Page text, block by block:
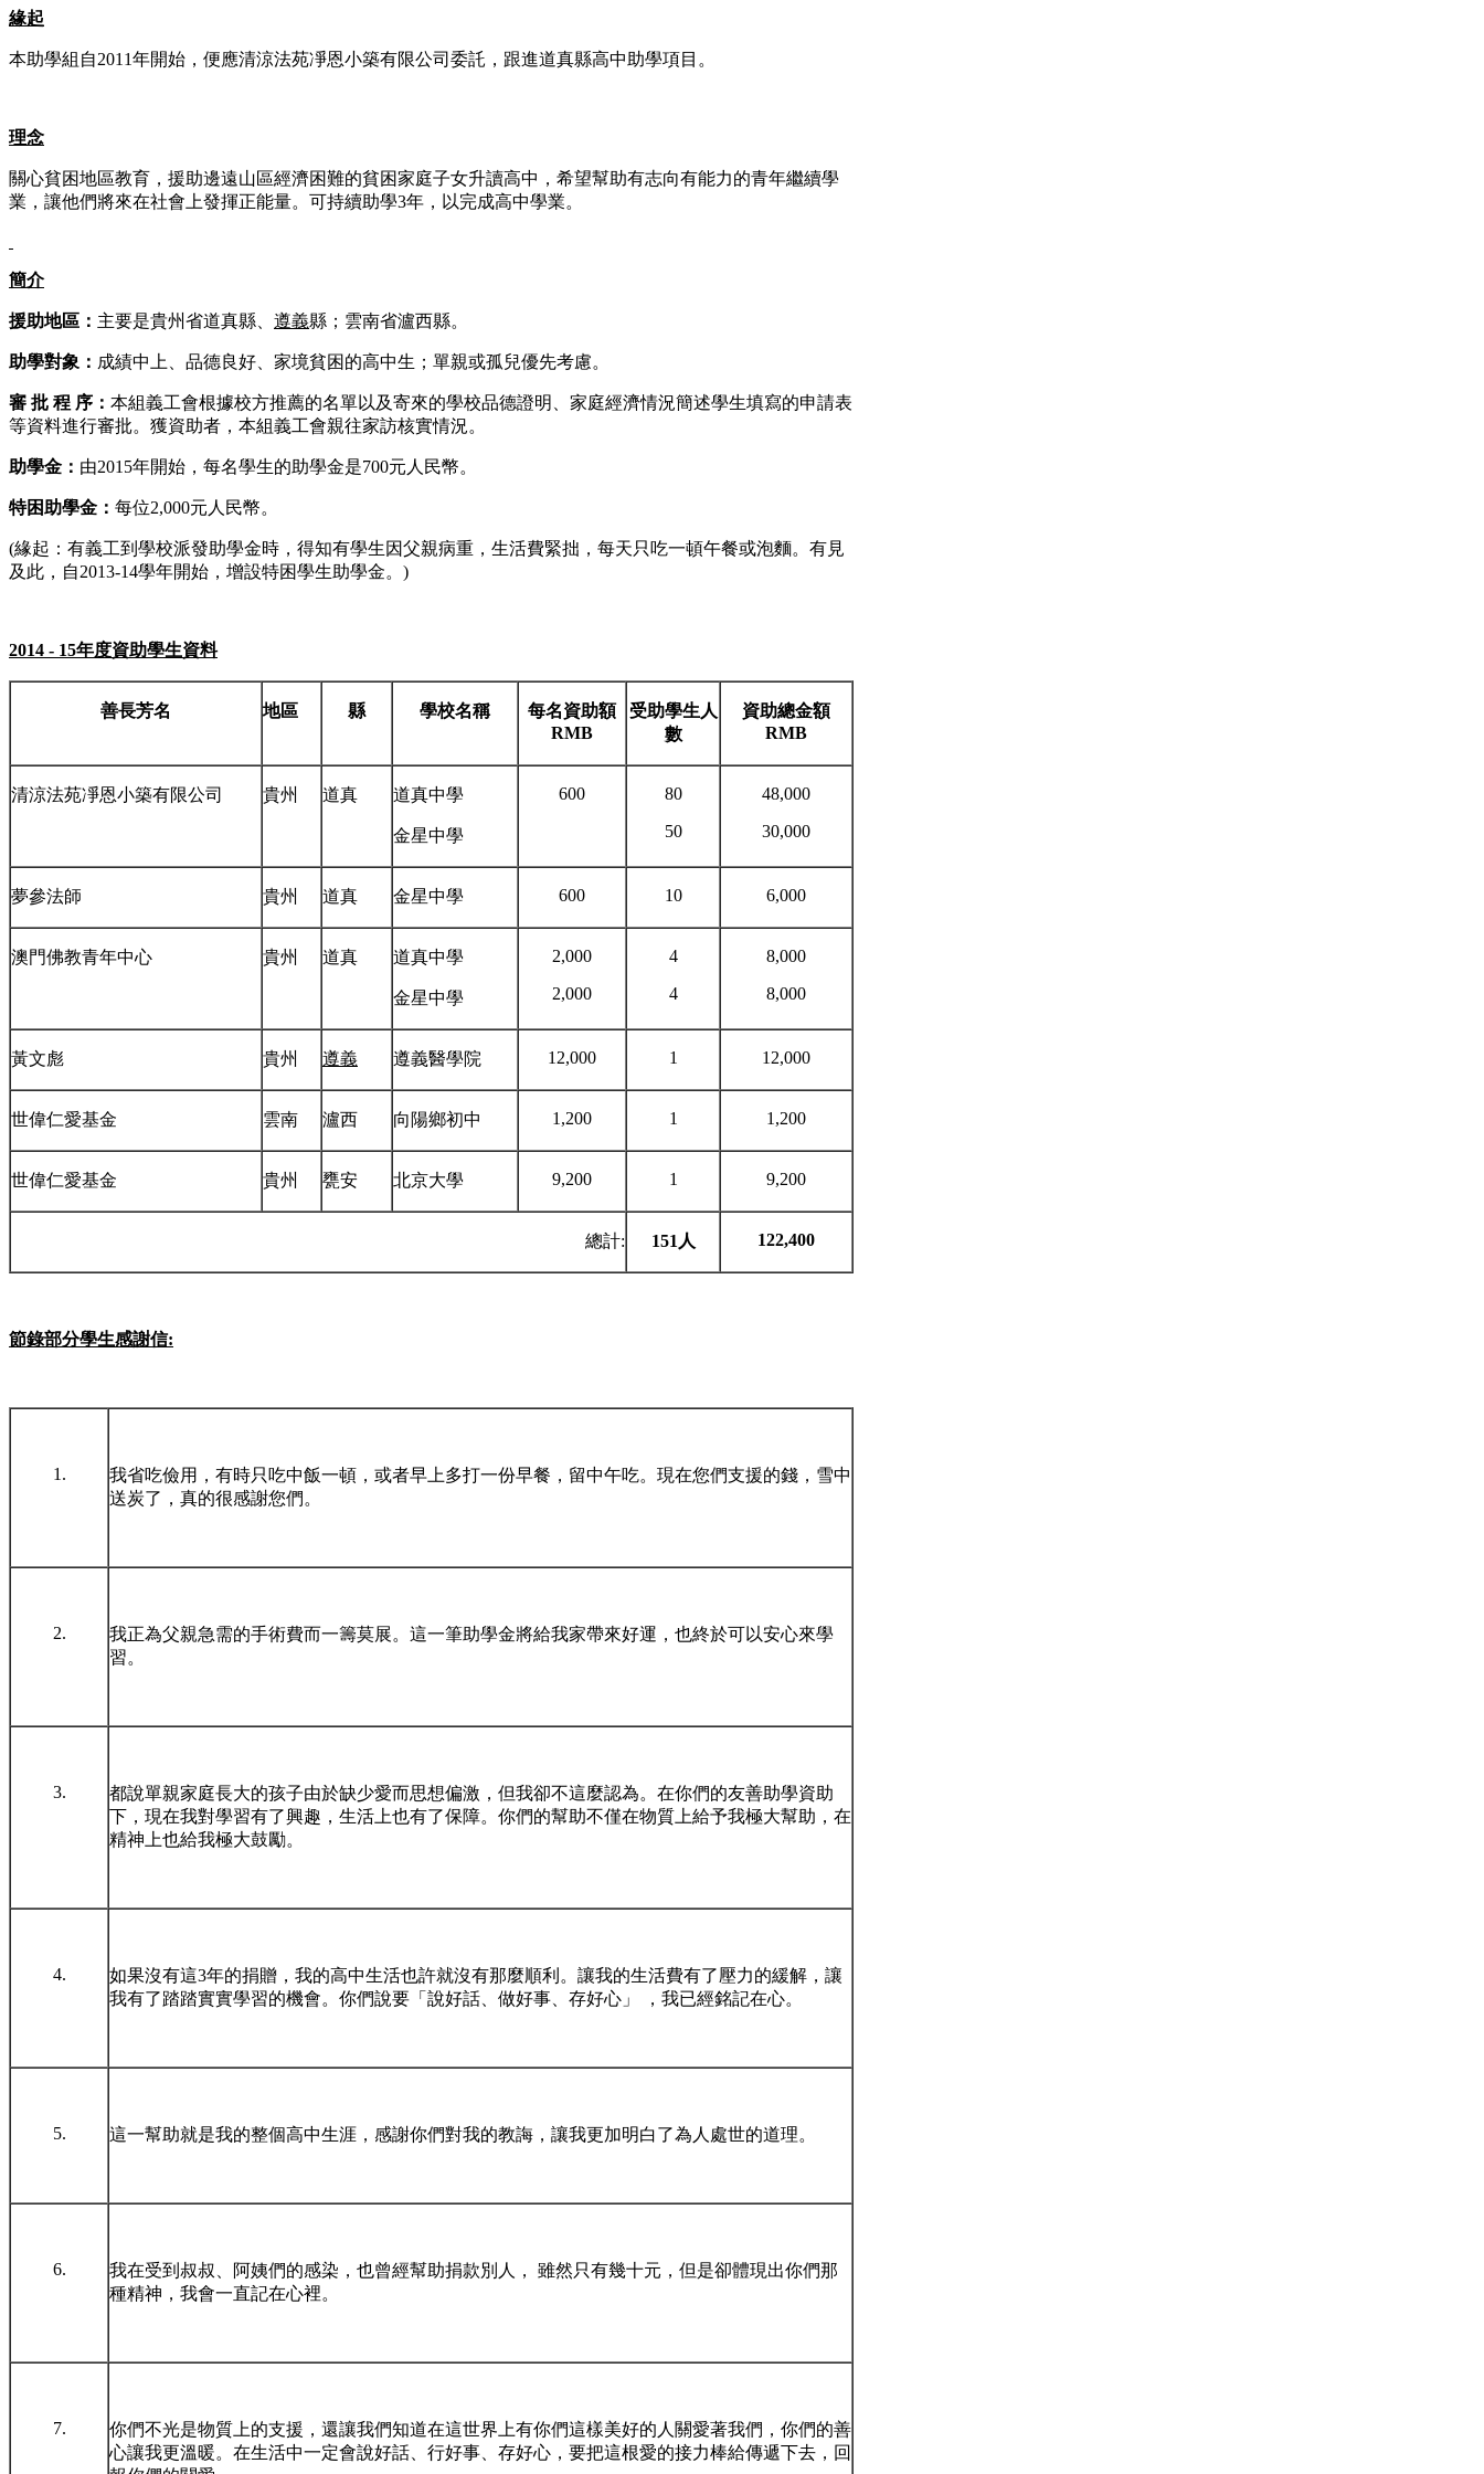
緣起
本助學組自2011年開始，便應清涼法苑凈恩小築有限公司委託，跟進道真縣高中助學項目。
理念
關心貧困地區教育，援助邊遠山區經濟困難的貧困家庭子女升讀高中，希望幫助有志向有能力的青年繼續學
業，讓他們將來在社會上發揮正能量。可持續助學3年，以完成高中學業。
簡介
援助地區： 主要是貴州省道真縣、 遵義縣；雲南省瀘西縣。
助學對象： 成績中上、品德良好、家境貧困的高中生；單親或孤兒優先考慮。
審 批 程 序： 本組義工會根據校方推薦的名單以及寄來的學校品德證明、家庭經濟情況簡述學生填寫的申請表
等資料進行審批。 獲資助者， 本組義工會親往家訪核實情況。
助學金： 由2015年開始，每名學生的助學金是700元人民幣。
特困助學金： 每位2,000元人民幣。
(緣起：有義工到學校派發助學金時，得知有學生因父親病重，生活費緊拙，每天只吃一頓午餐或泡麵。有見
及此，自2013-14學年開始，增設特困學生助學金。)
2014 - 15年度資助學生資料
善長芳名 地區 縣 學校名稱
每名資助額
RMB
受助學生人
數
資助總金額
RMB
清涼法苑凈恩小築有限公司 貴州 道真 道真中學
金星中學
600
80
50
48,000
30,000
夢參法師 貴州 道真 金星中學 600 10 6,000
澳門佛教青年中心 貴州 道真 道真中學
金星中學
2,000
2,000
4
4
8,000
8,000
黃文彪 貴州 遵義 遵義醫學院 12,000 1 12,000
世偉仁愛基金 雲南 瀘西 向陽鄉初中 1,200 1 1,200
世偉仁愛基金 貴州 甕安 北京大學 9,200 1 9,200
總計: 151人 122,400
節錄部分學生感謝信:
1.
我省吃儉用，有時只吃中飯一頓，或者早上多打一份早餐，留中午吃。現在您們支援的錢，雪中
送炭了，真的很感謝您們。
2.
我正為父親急需的手術費而一籌莫展。這一筆助學金將給我家帶來好運，也終於可以安心來學
習。
3.
都說單親家庭長大的孩子由於缺少愛而思想偏激，但我卻不這麼認為。在你們的友善助學資助
下，現在我對學習有了興趣，生活上也有了保障。你們的幫助不僅在物質上給予我極大幫助，在
精神上也給我極大鼓勵。
4.
如果沒有這3年的捐贈，我的高中生活也許就沒有那麼順利。讓我的生活費有了壓力的緩解，讓
我有了踏踏實實學習的機會。你們說要「說好話、做好事、存好心」 ，我已經銘記在心。
5. 這一幫助就是我的整個高中生涯，感謝你們對我的教誨，讓我更加明白了為人處世的道理。
6.
我在受到叔叔、阿姨們的感染，也曾經幫助捐款別人， 雖然只有幾十元，但是卻體現出你們那
種精神，我會一直記在心裡。
7.
你們不光是物質上的支援，還讓我們知道在這世界上有你們這樣美好的人關愛著我們，你們的善
心讓我更溫暖。在生活中一定會說好話、行好事、存好心，要把這根愛的接力棒給傳遞下去，回